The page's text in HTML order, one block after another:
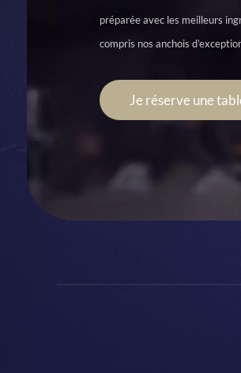
préparée avec les meilleurs
compris nos anchois
Je réserve une